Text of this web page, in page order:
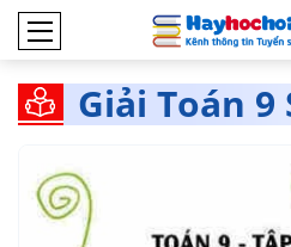
Giải Toán 9
trời Sáng